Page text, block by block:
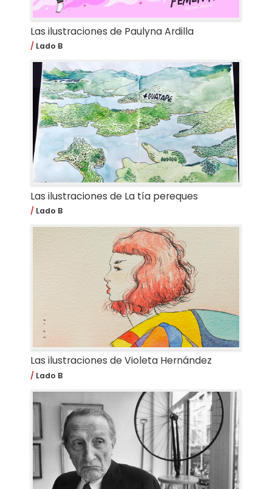
Las ilustraciones de Paulyna Ardilla
Lado B
Las ilustraciones de La tía pereques
Lado B
Las ilustraciones de Violeta Hernández
Lado B